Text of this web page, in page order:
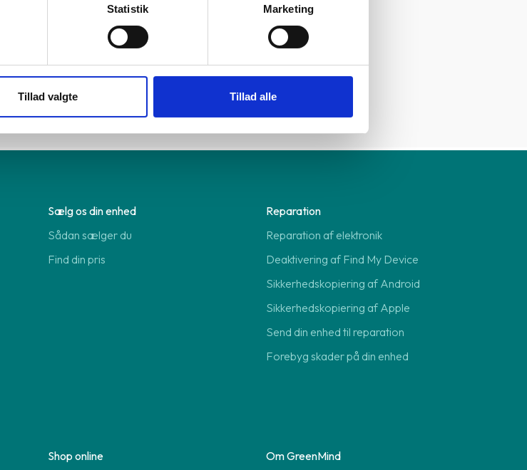
Statistik Marketing
Tillad valgte Tillad alle
10+ hos GreenMind, kan du spare penge i forhold til at
gennemtestede og renset grundigt for data, så du kan være
Sælg os din enhed
Sådan sælger du
Find din pris
Reparation
Reparation af elektronik
Deaktivering af Find My Device
Sikkerhedskopiering af Android
Sikkerhedskopiering af Apple
Send din enhed til reparation
Forebyg skader på din enhed
Shop online
Om GreenMind